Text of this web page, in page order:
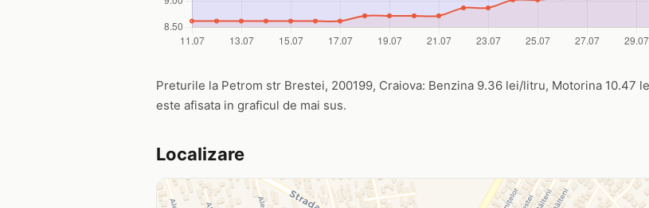
Preturile la Petrom str Brestei, 200199, Craiova: Benzina 9.36 lei/litru, Motorina 10.47
este afisata in graficul de mai sus.
Localizare